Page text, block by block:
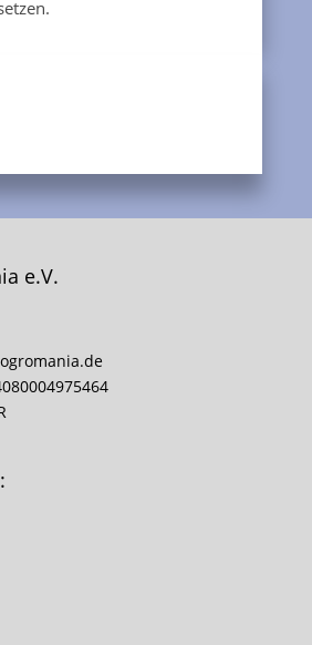
e.V.